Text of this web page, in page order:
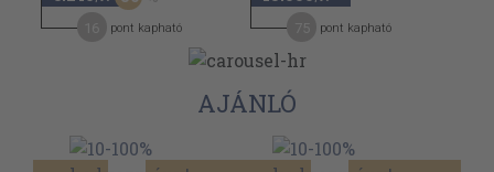
pont kapható pont kapható
AJÁNLÓ